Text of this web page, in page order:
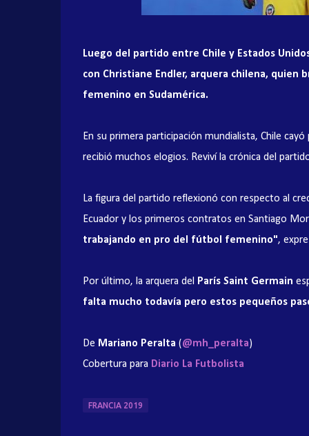
Luego del partido entre Chile y Estados
con Christiane Endler, arquera chilena, quien
femenino en Sudamérica.
En su primera participación mundialista, Chile
recibió muchos elogios. Reviví la crónica del
La figura del partido reflexionó con respecto al
Ecuador y los primeros contratos en Santiago
trabajando en pro del fútbol femenino",
Por último, la arquera del París Saint Germain
falta mucho todavía pero estos pequeños
De Mariano Peralta (@mh_peralta)
Cobertura para Diario La Futbolista
FRANCIA 2019